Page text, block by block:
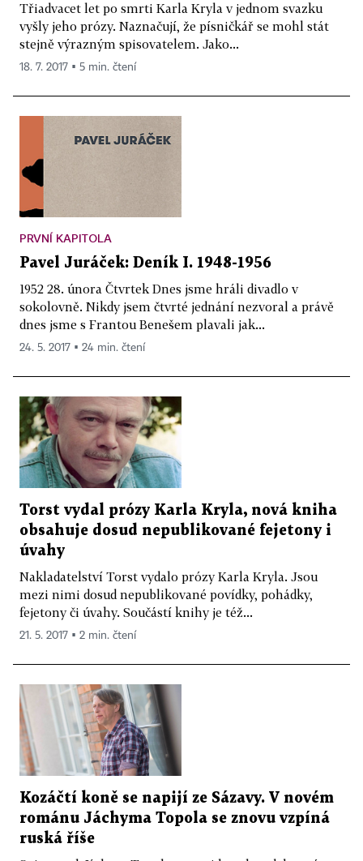
Třiadvacet let po smrti Karla Kryla v jednom svazku
vyšly jeho prózy. Naznačují, že písničkář se mohl stát
stejně výrazným spisovatelem. Jako...
18. 7. 2017 ▪ 5 min. čtení
PRVNÍ KAPITOLA
Pavel Juráček: Deník I. 1948-1956
1952 28. února Čtvrtek Dnes jsme hráli divadlo v
sokolovně. Nikdy jsem čtvrté jednání nezvoral a právě
dnes jsme s Frantou Benešem plavali jak...
24. 5. 2017 ▪ 24 min. čtení
Torst vydal prózy Karla Kryla, nová kniha
obsahuje dosud nepublikované fejetony i
úvahy
Nakladatelství Torst vydalo prózy Karla Kryla. Jsou
mezi nimi dosud nepublikované povídky, pohádky,
fejetony či úvahy. Součástí knihy je též...
21. 5. 2017 ▪ 2 min. čtení
Kozáčtí koně se napijí ze Sázavy. V novém
románu Jáchyma Topola se znovu vzpíná
ruská říše